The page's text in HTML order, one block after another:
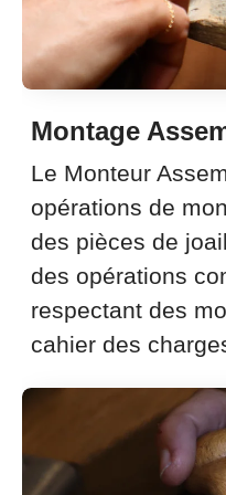
Montage
Le Monteur
opérations de
des pièces de
des opérations
respectant des
cahier des